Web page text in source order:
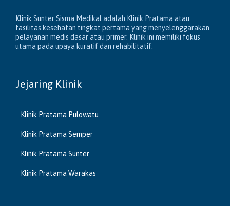
Klinik Sunter Sisma Medikal adalah Klinik Pratama atau
fasilitas kesehatan tingkat pertama yang menyelenggarakan
pelayanan medis dasar atau primer. Klinik ini memiliki fokus
utama pada upaya kuratif dan rehabilitatif.
Jejaring Klinik
Klinik Pratama Pulowatu
Klinik Pratama Semper
Klinik Pratama Sunter
Klinik Pratama Warakas